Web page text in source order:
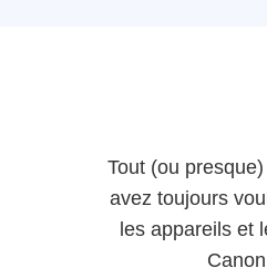
Tout (ou
avez toujours
les appareils et